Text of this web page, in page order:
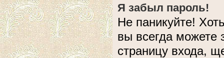
Я забыл пароль!
Не паникуйте!
вы всегда можете
страницу входа,